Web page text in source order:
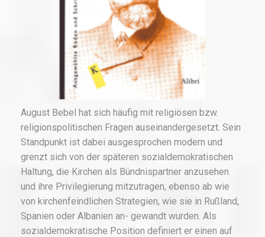
August Bebel hat sich häufig mit religiösen bzw.
religionspolitischen Fragen auseinandergesetzt. Sein
Standpunkt ist dabei ausgesprochen modern und
grenzt sich von der späteren sozialdemokratischen
Haltung, die Kirchen als Bündnispartner anzusehen
und ihre Privilegierung mitzutragen, ebenso ab wie
von kirchenfeindlichen Strategien, wie sie in Rußland,
Spanien oder Albanien an- gewandt wurden. Als
sozialdemokratische Position definiert er einen auf